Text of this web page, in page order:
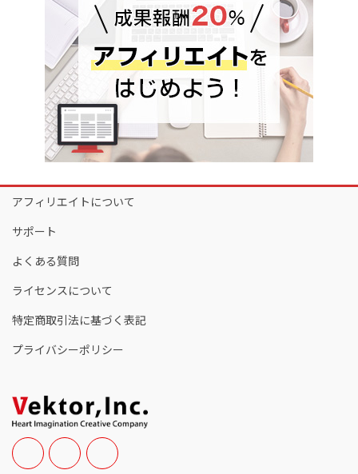
アフィリエイトについて
サポート
よくある質問
ライセンスについて
特定商取引法に基づく表記
プライバシーポリシー